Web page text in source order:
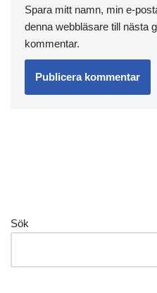
Spara mitt namn, min e-
denna webbläsare till nästa
kommentar.
Sök